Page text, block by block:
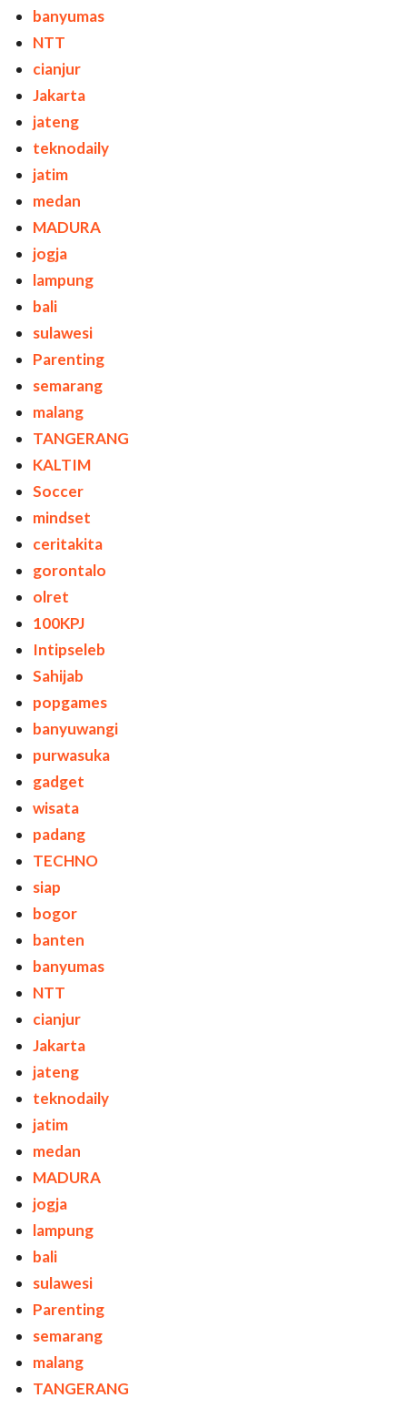
banyumas
NTT
cianjur
Jakarta
jateng
teknodaily
jatim
medan
MADURA
jogja
lampung
bali
sulawesi
Parenting
semarang
malang
TANGERANG
KALTIM
Soccer
mindset
ceritakita
gorontalo
olret
100KPJ
Intipseleb
Sahijab
popgames
banyuwangi
purwasuka
gadget
wisata
padang
TECHNO
siap
bogor
banten
banyumas
NTT
cianjur
Jakarta
jateng
teknodaily
jatim
medan
MADURA
jogja
lampung
bali
sulawesi
Parenting
semarang
malang
TANGERANG